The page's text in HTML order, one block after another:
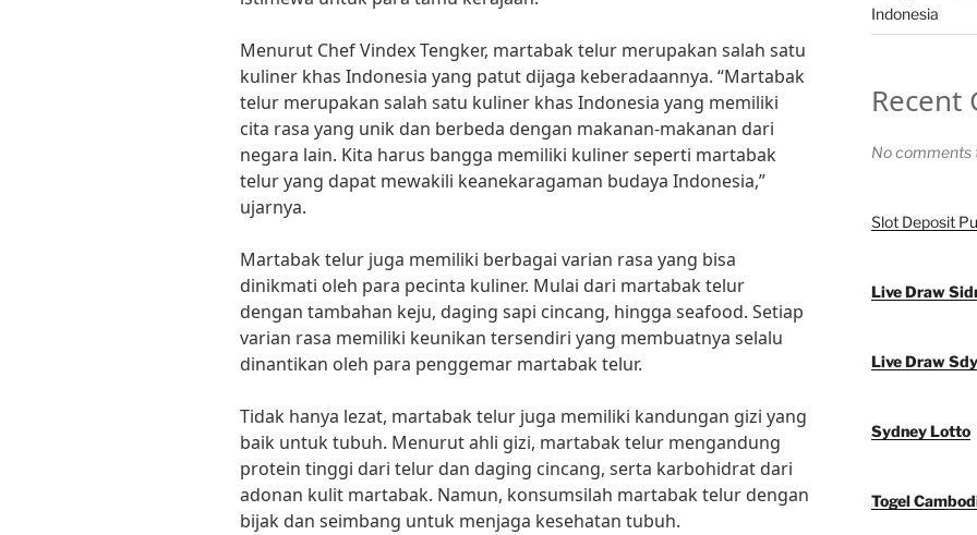
Menurut Chef Vindex Tengker, martabak telur merupakan salah satu
kuliner khas Indonesia yang patut dijaga keberadaannya. “Martabak
telur merupakan salah satu kuliner khas Indonesia yang memiliki
cita rasa yang unik dan berbeda dengan makanan-makanan dari
negara lain. Kita harus bangga memiliki kuliner seperti martabak
telur yang dapat mewakili keanekaragaman budaya Indonesia,”
ujarnya.
Martabak telur juga memiliki berbagai varian rasa yang bisa
dinikmati oleh para pecinta kuliner. Mulai dari martabak telur
dengan tambahan keju, daging sapi cincang, hingga seafood. Setiap
varian rasa memiliki keunikan tersendiri yang membuatnya selalu
dinantikan oleh para penggemar martabak telur.
Tidak hanya lezat, martabak telur juga memiliki kandungan gizi yang
baik untuk tubuh. Menurut ahli gizi, martabak telur mengandung
protein tinggi dari telur dan daging cincang, serta karbohidrat dari
adonan kulit martabak. Namun, konsumsilah martabak telur dengan
bijak dan seimbang untuk menjaga kesehatan tubuh.
Indonesia
Recent
No comments
Slot Deposit
Live Draw
Live Draw Sdy
Sydney Lotto
Togel